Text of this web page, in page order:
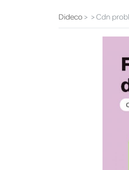
Dideco Cdn